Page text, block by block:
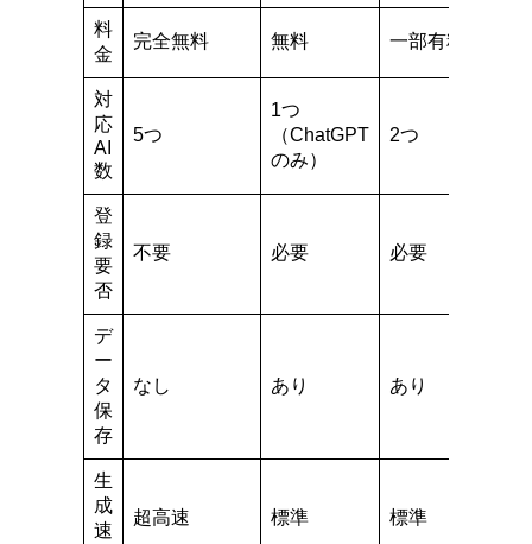
料
金
完全無料 無料 一部有料
対
応
AI
数
5つ
1つ
（ChatGPT
のみ）
2つ
登
録
要
否
不要 必要 必要
デ
ー
タ
保
存
なし あり あり
生
成
速
超高速 標準 標準